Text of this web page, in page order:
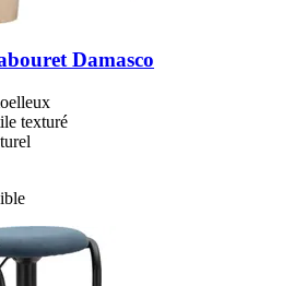
Damasco
texturé